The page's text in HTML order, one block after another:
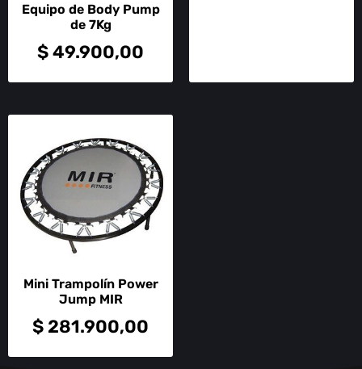
Equipo de Body Pump
de 7Kg
$49.900,00
Mini Trampolín Power
Jump MIR
$ 281.900,00